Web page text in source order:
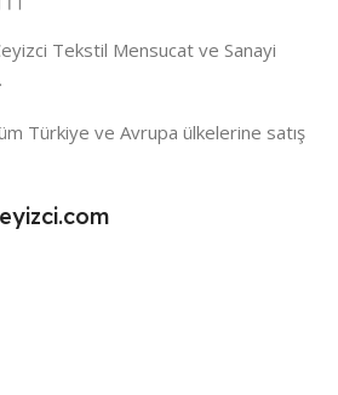
Tekstil Mensucat ve Sanayi
Türkiye ve Avrupa ülkelerine satış